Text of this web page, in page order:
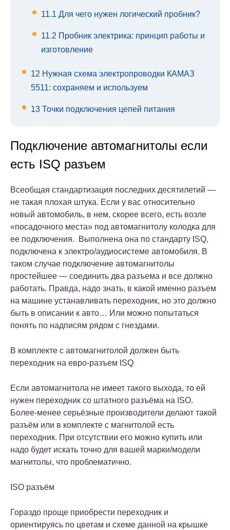
11.1 Для чего нужен логический пробник?
11.2 Пробник электрика: принцип работы и
изготовление
12 Нужная схема электропроводки КАМАЗ
5511: сохраняем и используем
13 Точки подключения цепей питания
Подключение автомагнитолы если
есть ISQ разъем
Всеобщая стандартизация последних десятилетий —
не такая плохая штука. Если у вас относительно
новый автомобиль, в нем, скорее всего, есть возле
«посадочного места» под автомагнитолу колодка для
ее подключения. Выполнена она по стандарту ISQ,
подключена к электро/аудиосистеме автомобиля. В
таком случае подключение автомагнитолы
простейшее — соединить два разъема и все должно
работать. Правда, надо знать, в какой именно разъем
на машине устанавливать переходник, но это должно
быть в описании к авто… Или можно попытаться
понять по надписям рядом с гнездами.
В комплекте с автомагнитолой должен быть
переходник на евро-разъем ISQ
Если автомагнитола не имеет такого выхода, то ей
нужен переходник со штатного разъёма на ISO.
Более-менее серьёзные производители делают такой
разъём или в комплекте с магнитолой есть
переходник. При отсутствии его можно купить или
надо будет искать точно для вашей марки/модели
магнитолы, что проблематично.
ISO разъём
Гораздо проще приобрести переходник и
ориентируясь по цветам и схеме данной на крышке